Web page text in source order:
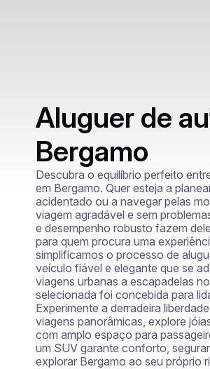
Aluguer de
Bergamo
Descubra o equilíbrio perfeito
em Bergamo. Quer esteja a
acidentado ou a navegar pelas
viagem agradável e sem
e desempenho robusto fazem
para quem procura uma
simplificamos o processo de
veículo fiável e elegante que se
viagens urbanas a escapadelas
selecionada foi concebida para
Experimente a derradeira
viagens panorâmicas, explore
com amplo espaço para
um SUV garante conforto,
explorar Bergamo ao seu próprio